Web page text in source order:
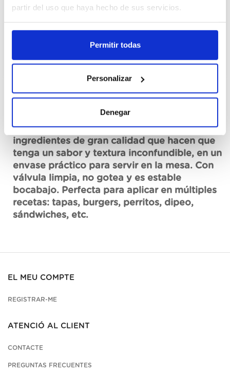
partir del uso que haya hecho de sus servicios.
Permitir todas
Personalizar
Denegar
No disponible, sol·licita ara
Fitxa tècnica
Mayonesa Hellmann's elaborada con
ingredientes de gran calidad que hacen que
tenga un sabor y textura inconfundible, en un
envase práctico para servir en la mesa. Con
válvula limpia, no gotea y es estable
bocabajo. Perfecta para aplicar en múltiples
recetas: tapas, burgers, perritos, dipeo,
sándwiches, etc.
EL MEU COMPTE
REGISTRAR-ME
ATENCIÓ AL CLIENT
CONTACTE
PREGUNTAS FRECUENTES